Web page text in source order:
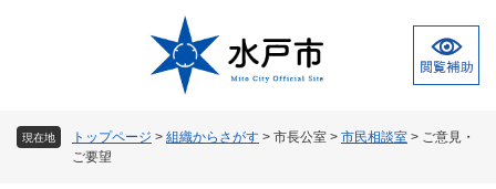
現在地 トップページ > 組織からさがす > 市長公室 > 市民相談室 > ご意見・
ご要望